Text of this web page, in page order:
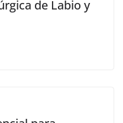
de Labio y